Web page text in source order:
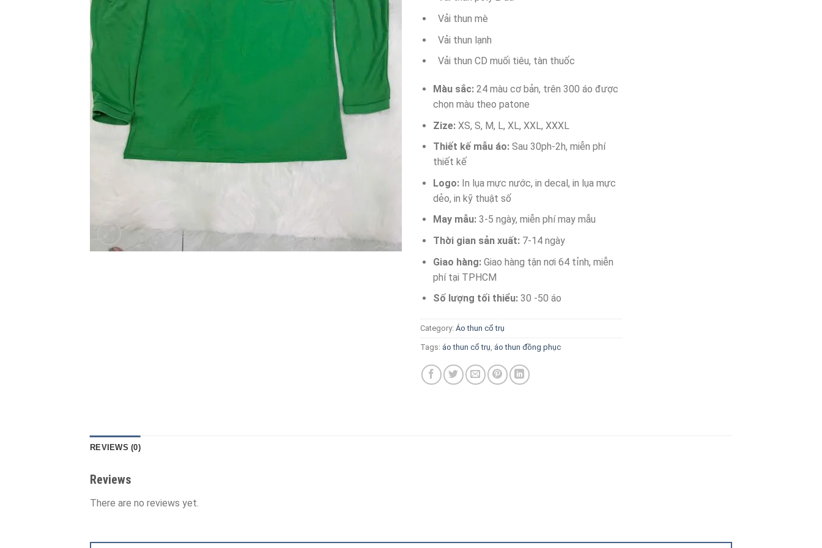
Vải thun mè
Vải thun lạnh
Vải thun CD muối tiêu, tàn thuốc
Màu sắc: 24 màu cơ bản, trên 300 áo được
chọn màu theo patone
Zize: XS, S, M, L, XL, XXL, XXXL
Thiết kế mẫu áo: Sau 30ph-2h, miễn phí
thiết kế
Logo: In lụa mực nước, in decal, in lụa mực
dẻo, in kỹ thuật số
May mẫu: 3-5 ngày, miễn phí may mẫu
Thời gian sản xuất: 7-14 ngày
Giao hàng: Giao hàng tận nơi 64 tỉnh, miễn
phí tại TPHCM
Số lượng tối thiểu: 30 -50 áo
Category: Áo thun cổ trụ
Tags: áo thun cổ trụ áo thun đồng phục
REVIEWS (0)
Reviews
There are no reviews yet.